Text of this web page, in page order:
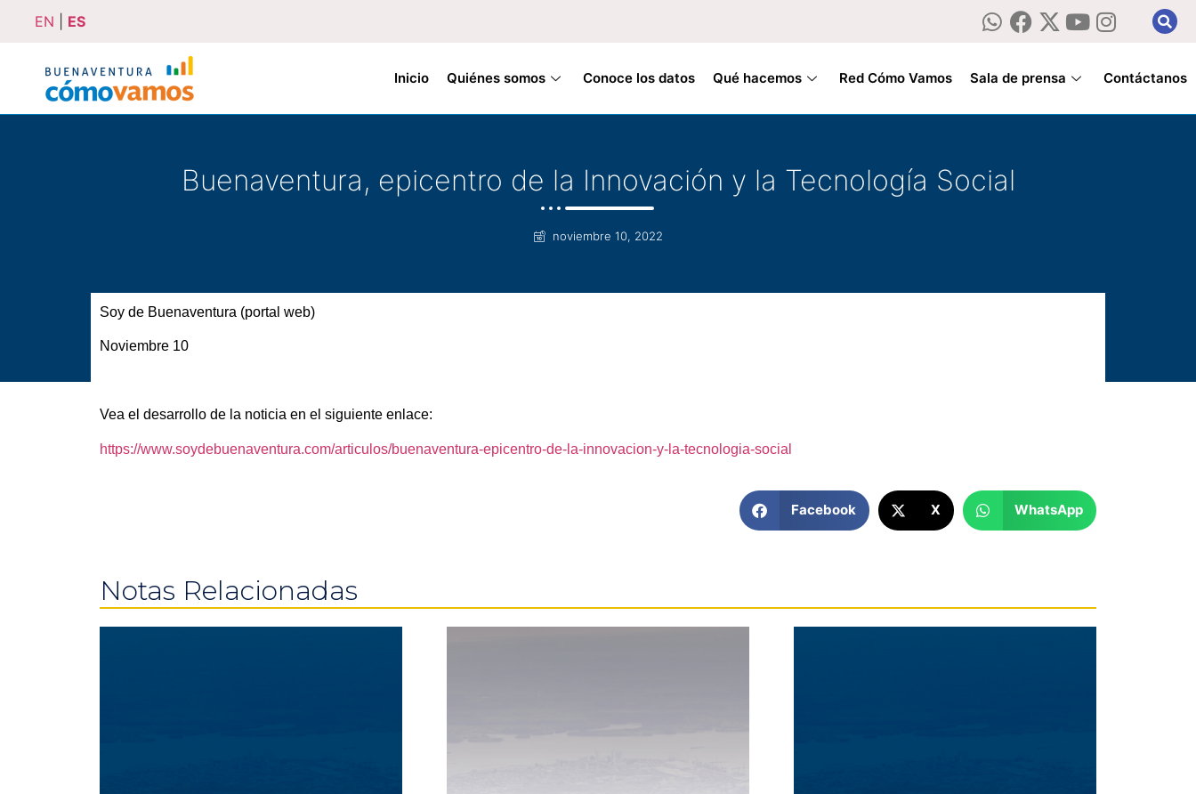
EN ES
Inicio Quiénes somos Conoce los datos Qué hacemos Red Cómo Vamos Sala de prensa Contáctanos
Buenaventura, epicentro de la Innovación y la Tecnología Social
noviembre 10, 2022
Soy de Buenaventura (portal web)
Noviembre 10
Vea el desarrollo de la noticia en el siguiente enlace:
https://www.soydebuenaventura.com/articulos/buenaventura-epicentro-de-la-innovacion-y-la-tecnologia-social
Facebook X WhatsApp
Notas Relacionadas